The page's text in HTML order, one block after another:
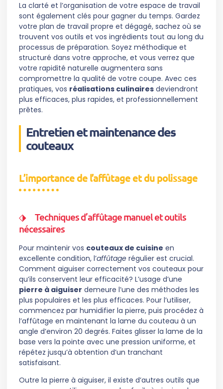
La clarté et l’organisation de votre espace de travail
sont également clés pour gagner du temps. Gardez
votre plan de travail propre et dégagé, sachez où se
trouvent vos outils et vos ingrédients tout au long du
processus de préparation. Soyez méthodique et
structuré dans votre approche, et vous verrez que
votre rapidité naturelle augmentera sans
compromettre la qualité de votre coupe. Avec ces
pratiques, vos réalisations culinaires deviendront
plus efficaces, plus rapides, et professionnellement
prêtes.
Entretien et maintenance des
couteaux
L’importance de l’affûtage et du polissage
Techniques d’affûtage manuel et outils
nécessaires
Pour maintenir vos couteaux de cuisine en
excellente condition, l’affûtage régulier est crucial.
Comment aiguiser correctement vos couteaux pour
qu’ils conservent leur efficacité? L’usage d’une
pierre à aiguiser demeure l’une des méthodes les
plus populaires et les plus efficaces. Pour l’utiliser,
commencez par humidifier la pierre, puis procédez à
l’affûtage en maintenant la lame du couteau à un
angle d’environ 20 degrés. Faites glisser la lame de la
base vers la pointe avec une pression uniforme, et
répétez jusqu’à obtention d’un tranchant
satisfaisant.
Outre la pierre à aiguiser, il existe d’autres outils que